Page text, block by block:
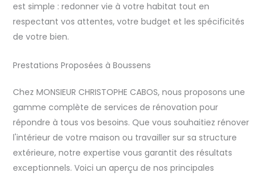
est simple : redonner vie à votre habitat tout en
respectant vos attentes, votre budget et les spécificités
de votre bien.
Prestations Proposées à Boussens
Chez MONSIEUR CHRISTOPHE CABOS, nous proposons une
gamme complète de services de rénovation pour
répondre à tous vos besoins. Que vous souhaitiez rénover
l'intérieur de votre maison ou travailler sur sa structure
extérieure, notre expertise vous garantit des résultats
exceptionnels. Voici un aperçu de nos principales